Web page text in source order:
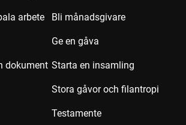
arbete
dokument
Bli månadsgivare
Ge en gåva
Starta en insamling
Stora gåvor och filantropi
Testamente